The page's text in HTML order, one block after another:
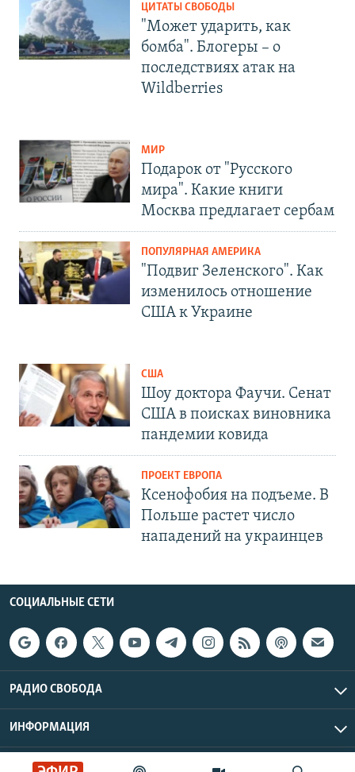
ЦИТАТЫ СВОБОДЫ
"Может ударить, как
бомба". Блогеры – о
последствиях атак на
Wildberries
МИР
Подарок от "Русского
мира". Какие книги
Москва предлагает сербам
ПОПУЛЯРНАЯ АМЕРИКА
"Подвиг Зеленского". Как
изменилось отношение
США к Украине
США
Шоу доктора Фаучи. Сенат
США в поисках виновника
пандемии ковида
ПРОЕКТ ЕВРОПА
Ксенофобия на подъеме. В
Польше растет число
нападений на украинцев
СОЦИАЛЬНЫЕ СЕТИ
РАДИО СВОБОДА
ИНФОРМАЦИЯ
Радио Свобода © 2026 RFE/RL, Inc. | Все права защищены.